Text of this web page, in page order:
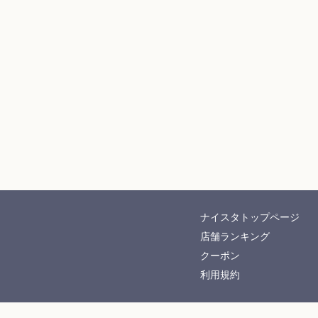
ナイスタトップページ
店舗ランキング
クーポン
利用規約